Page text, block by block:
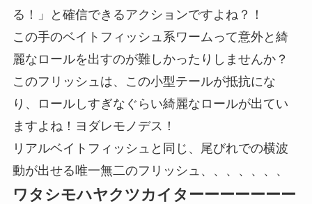
る！」と確信できるアクションですよね？！
この手のベイトフィッシュ系ワームって意外と綺
麗なロールを出すのが難しかったりしませんか？
このフリッシュは、この小型テールが抵抗にな
り、ロールしすぎなぐらい綺麗なロールが出てい
ますよね！ヨダレモノデス！
リアルベイトフィッシュと同じ、尾びれでの横波
動が出せる唯一無二のフリッシュ、、、、、、、
ワタシモハヤクツカイターーーーーーー